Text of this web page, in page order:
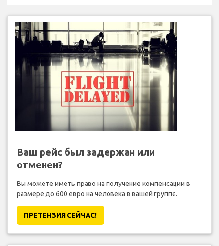
Ваш рейс был задержан или
отменен?
Вы можете иметь право на получение компенсации в
размере до 600 евро на человека в вашей группе.
ПРЕТЕНЗИЯ CЕЙЧАС!